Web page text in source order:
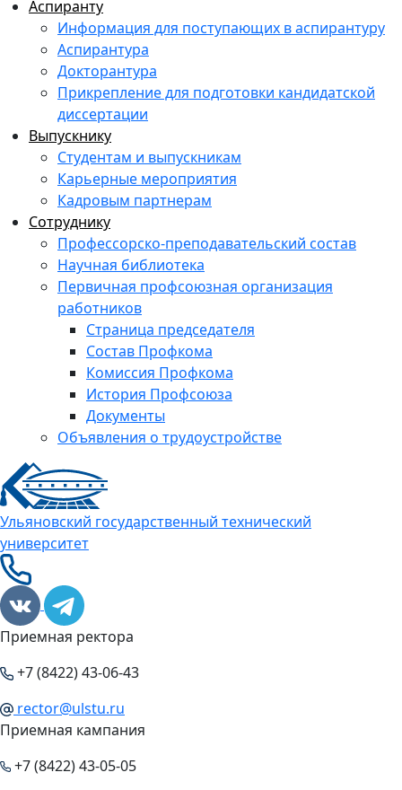
Аспиранту
Информация для поступающих в аспирантуру
Аспирантура
Докторантура
Прикрепление для подготовки кандидатской
диссертации
Выпускнику
Студентам и выпускникам
Карьерные мероприятия
Кадровым партнерам
Сотруднику
Профессорско-преподавательский состав
Научная библиотека
Первичная профсоюзная организация
работников
Страница председателя
Состав Профкома
Комиссия Профкома
История Профсоюза
Документы
Объявления о трудоустройстве
Ульяновский государственный технический
университет
Приемная ректора
+7 (8422) 43-06-43
rector@ulstu.ru
Приемная кампания
+7 (8422) 43-05-05